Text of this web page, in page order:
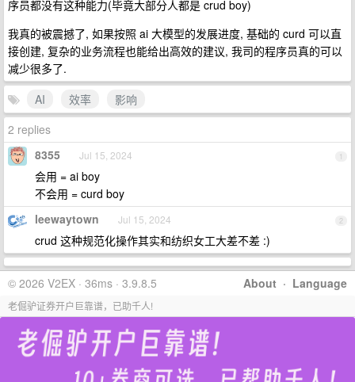
序员都没有这种能力(毕竟大部分人都是 crud boy)
我真的被震撼了, 如果按照 ai 大模型的发展进度, 基础的 curd 可以直
接创建, 复杂的业务流程也能给出高效的建议, 我司的程序员真的可以
减少很多了.
AI
效率
影响
2 replies
1
8355 Jul 15, 2024
会用 = ai boy
不会用 = curd boy
2
leewaytown Jul 15, 2024
crud 这种规范化操作其实和纺织女工大差不差 :)
About · Language
© 2026 V2EX · 36ms · 3.9.8.5
老倔驴证券开户巨靠谱，已助千人!